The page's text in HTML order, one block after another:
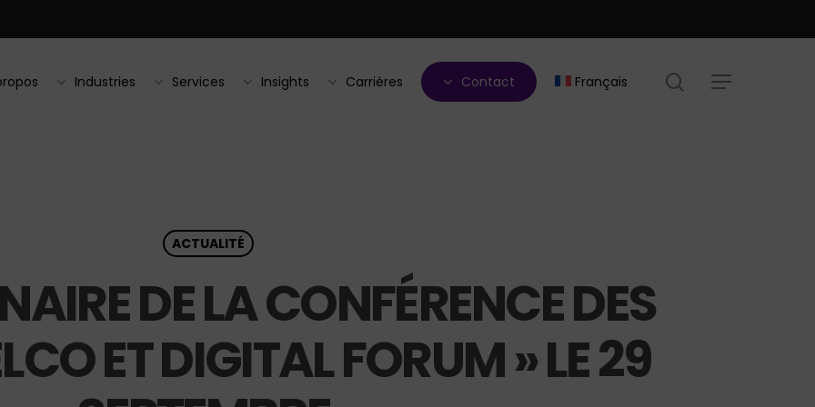
Industries Services Insights Carrières Contact Français search
Menu
ACTUALITÉ
DE LA CONFÉRENCE DES
ET DIGITAL FORUM » LE 29